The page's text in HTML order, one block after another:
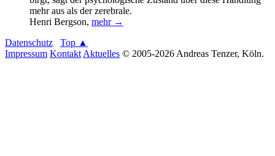
mehr aus als der zerebrale.
Henri Bergson, mehr →
Datenschutz
Top ▲
Impressum Kontakt Aktuelles © 2005-2026 Andreas Tenzer, Köln.